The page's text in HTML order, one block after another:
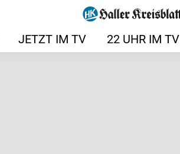
JETZT IM TV 22 UHR IM TV